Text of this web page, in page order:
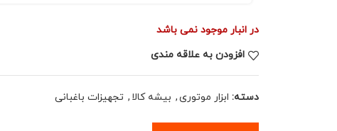
در انبار موجود نمی باشد
افزودن به علاقه مندی
دسته: ابزار موتوری, بیشه کالا , تجهیزات باغبانی